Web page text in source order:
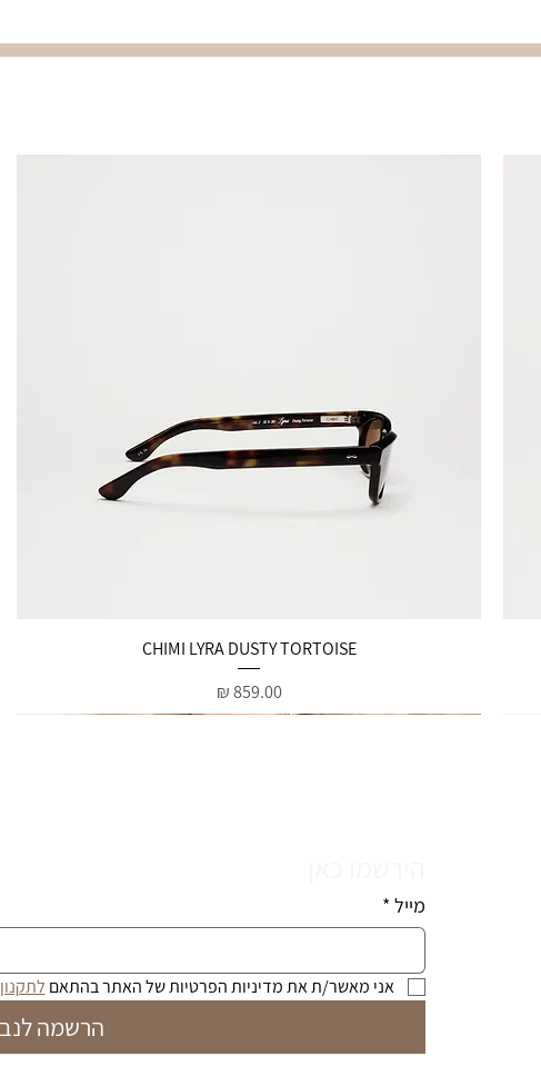
תצוגה מהירה
CHIMI LYRA DUSTY TORTOISE
מחיר‏859.00 ‏₪
מייל *
אני מאשר/ת את מדיניות הפרטיות של האתר בהתאם
הרשמה